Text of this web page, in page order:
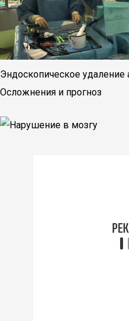
Эндоскопическое
Осложнения и прогноз